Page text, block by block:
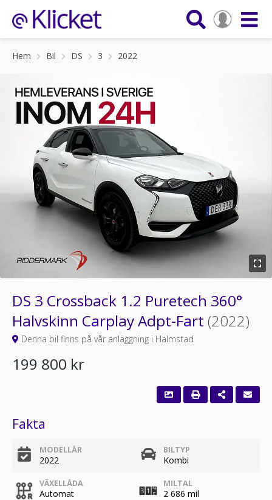
Hem Bil DS 3 2022
DS 3 Crossback 1.2 Puretech 360°
Halvskinn Carplay Adpt-Fart (2022)
Denna bil finns på vår anläggning i Halmstad
199 800 kr
Fakta
MODELLÅR
2022
BILTYP
Kombi
VÄXELLÅDA
Automat
MILTAL
2 686 mil